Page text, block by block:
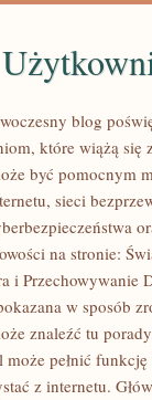
blog
które wiążą się
być pomocnym
sieci
na stronie:
i Przechowywanie
w sposób
znaleźć tu
może pełnić
z internetu.